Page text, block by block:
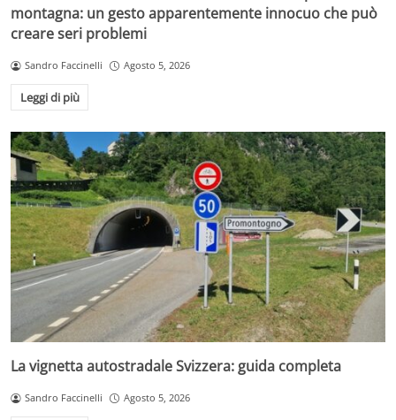
montagna: un gesto apparentemente innocuo che può
creare seri problemi
Sandro Faccinelli Agosto 5, 2026
Leggi di più
La vignetta autostradale Svizzera: guida completa
Sandro Faccinelli Agosto 5, 2026